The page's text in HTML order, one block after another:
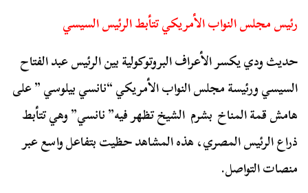
رئيس مجلس النواب الأمريكي تتأبط الرئيس السيسي
حديث ودي يكسر الأعراف البروتوكولية بين الرئيس عبد الفتاح
السيسي ورئيسة مجلس النواب الأمريكي “نانسي بيلوسي ” على
هامش قمة المناخ بشرم الشيخ تظهر فيه” نانسي” وهي تتأبط
ذراع الرئيس المصري، هذه المشاهد حظيت بتفاعل واسع عبر
منصات التواصل.